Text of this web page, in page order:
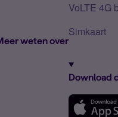
weten over
VoLTE 4G
Simkaart
Download